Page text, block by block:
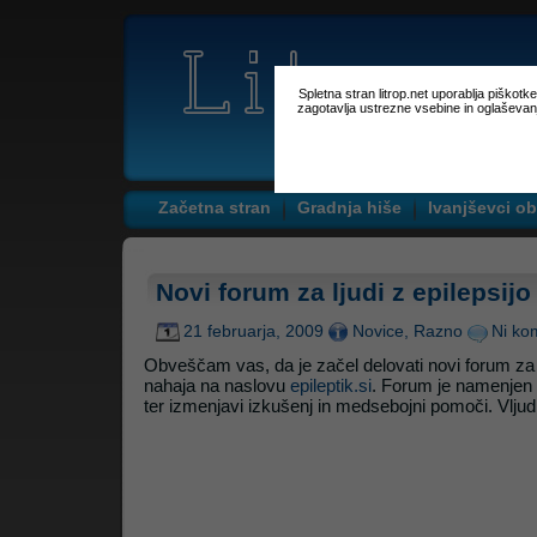
Spletna stran litrop.net uporablja
zagotavlja ustrezne vsebine in
Začetna stran Gradnja hiše Ivanjševci
Novi forum za ljudi z epilepsijo
21 februarja, 2009 Novice, Razno Ni
Obveščam vas, da je začel delovati novi forum
nahaja na naslovu epileptik.si. Forum je
ter izmenjavi izkušenj in medsebojni pomoči.